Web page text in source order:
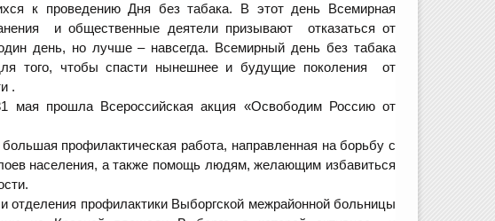
к проведению Дня без табака. В этот день Всемирная
и общественные деятели призывают отказаться от
день, но лучше – навсегда. Всемирный день без табака
того, чтобы спасти нынешнее и будущие поколения от
.
мая прошла Всероссийская акция «Освободим Россию от
профилактическая работа, направленная на борьбу с
населения, а также помощь людям, желающим избавиться
отделения профилактики Выборгской межрайонной больницы